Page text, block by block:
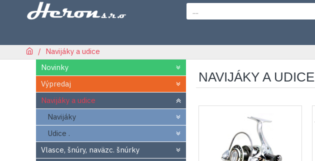
Navijáky a udice
Novinky
Výpredaj
Navijáky a udice
Navijáky
Udice .
Vlasce, šnúry, naväzc. šnúrky
NAVIJÁKY A UDICE